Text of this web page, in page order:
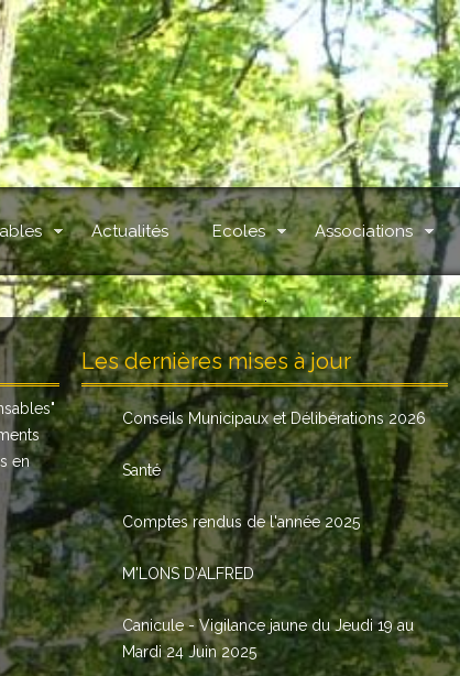
Actualités Ecoles Associations
.
"
en
Les dernières mises à jour
Conseils Municipaux et Délibérations 2026
Santé
Comptes rendus de l'année 2025
M'LONS D'ALFRED
Canicule - Vigilance jaune du Jeudi 19 au
Mardi 24 Juin 2025